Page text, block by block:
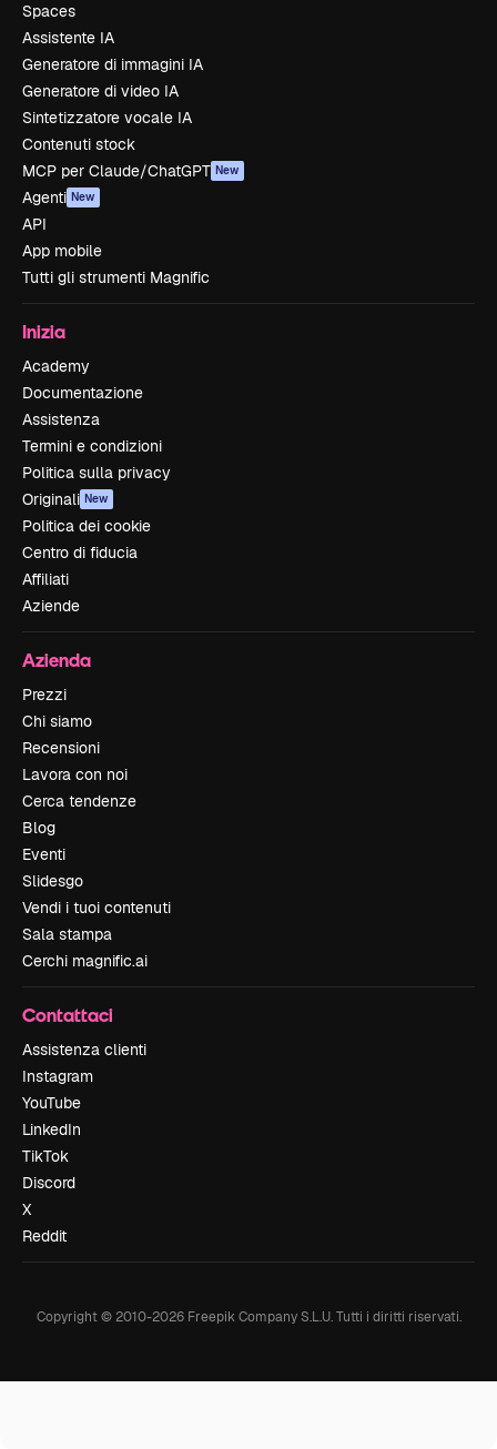
Spaces
Assistente IA
Generatore di immagini IA
Generatore di video IA
Sintetizzatore vocale IA
Contenuti stock
MCP per Claude/ChatGPT New
Agenti New
API
App mobile
Tutti gli strumenti Magnific
Inizia
Academy
Documentazione
Assistenza
Termini e condizioni
Politica sulla privacy
Originali New
Politica dei cookie
Centro di fiducia
Affiliati
Aziende
Azienda
Prezzi
Chi siamo
Recensioni
Lavora con noi
Cerca tendenze
Blog
Eventi
Slidesgo
Vendi i tuoi contenuti
Sala stampa
Cerchi magnific.ai
Contattaci
Assistenza clienti
Instagram
YouTube
LinkedIn
TikTok
Discord
X
Reddit
Copyright © 2010-2026Freepik Company S.L.U. Tutti i diritti riservati.